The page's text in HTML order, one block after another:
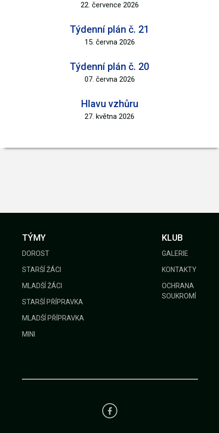
22. července 2026
Týdenní plán č. 21
15. června 2026
Týdenní plán č. 20
07. června 2026
Hlavu vzhůru
27. května 2026
TÝMY
DOROST
STARŠÍ ŽÁCI
MLADŠÍ ŽÁCI
STARŠÍ PŘÍPRAVKA
MLADŠÍ PŘÍPRAVKA
MINI
KLUB
GALERIE
KONTAKTY
OCHRANA
SOUKROMÍ